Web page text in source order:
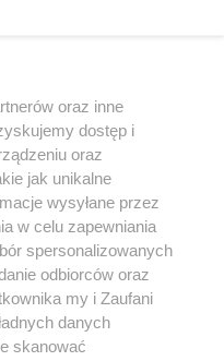
może być powielany i
w jakikolwiek sposób (w
na jakimkolwiek polu
z umieszczaniem w
praw. Jakiekolwiek użycie lub
z naruszeniem prawa,
pod groźbą kary i może być
oraz inne
dostęp i
oraz
jak unikalne
wysyłane przez
w celu zapewniania
spersonalizowanych
odbiorców oraz
my i Zaufani
danych
skanować